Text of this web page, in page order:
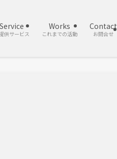
Service
供サービス
Works
これまでの活動
Contact
お問合せ